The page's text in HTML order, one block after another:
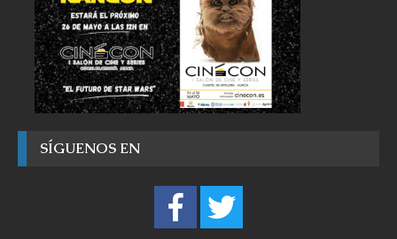
SÍGUENOS EN